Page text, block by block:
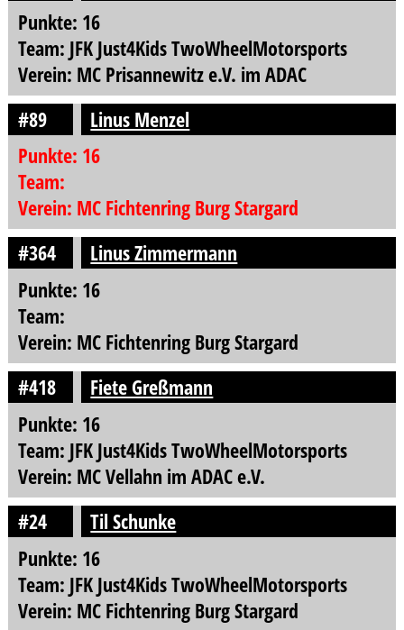
Punkte: 16
Team: JFK Just4Kids TwoWheelMotorsports
Verein: MC Prisannewitz e.V. im ADAC
#89
Linus Menzel
Punkte: 16
Team:
Verein: MC Fichtenring Burg Stargard
#364
Linus Zimmermann
Punkte: 16
Team:
Verein: MC Fichtenring Burg Stargard
#418
Fiete Greßmann
Punkte: 16
Team: JFK Just4Kids TwoWheelMotorsports
Verein: MC Vellahn im ADAC e.V.
#24
Til Schunke
Punkte: 16
Team: JFK Just4Kids TwoWheelMotorsports
Verein: MC Fichtenring Burg Stargard